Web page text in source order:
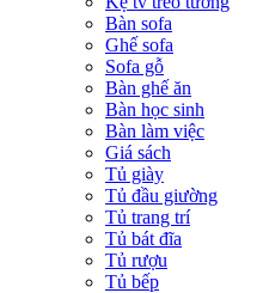
Bàn sofa
Ghế sofa
Sofa gỗ
Bàn ghế ăn
Bàn học sinh
Bàn làm việc
Giá sách
Tủ giày
Tủ đầu giường
Tủ trang trí
Tủ bát đĩa
Tủ rượu
Tủ bếp